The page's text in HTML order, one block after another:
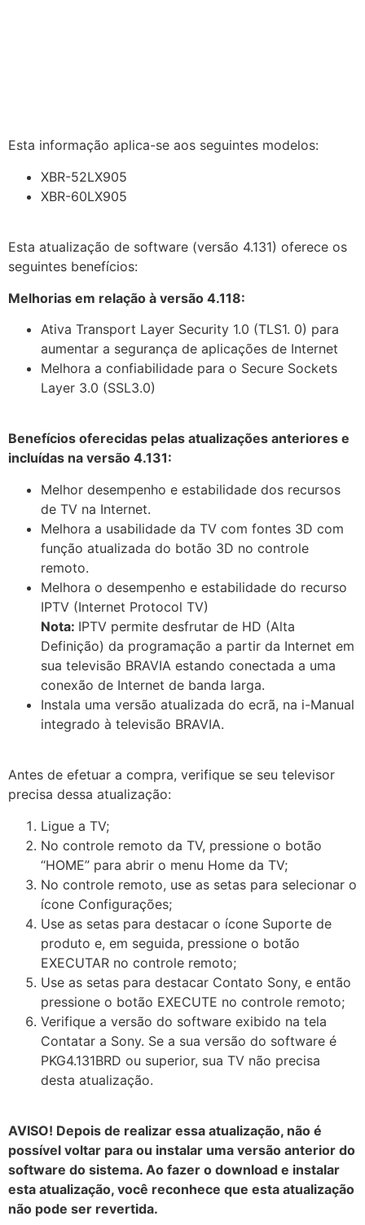
Esta informação aplica-se aos seguintes modelos:
XBR-52LX905
XBR-60LX905
Esta atualização de software (versão 4.131) oferece os
seguintes benefícios:
Melhorias em relação à versão 4.118:
Ativa Transport Layer Security 1.0 (TLS1. 0) para
aumentar a segurança de aplicações de Internet
Melhora a confiabilidade para o Secure Sockets
Layer 3.0 (SSL3.0)
Benefícios oferecidas pelas atualizações anteriores e
incluídas na versão 4.131:
Melhor desempenho e estabilidade dos recursos
de TV na Internet.
Melhora a usabilidade da TV com fontes 3D com
função atualizada do botão 3D no controle
remoto.
Melhora o desempenho e estabilidade do recurso
IPTV (Internet Protocol TV)
Nota: IPTV permite desfrutar de HD (Alta
Definição) da programação a partir da Internet em
sua televisão BRAVIA estando conectada a uma
conexão de Internet de banda larga.
Instala uma versão atualizada do ecrã, na i-Manual
integrado à televisão BRAVIA.
Antes de efetuar a compra, verifique se seu televisor
precisa dessa atualização:
Ligue a TV;
No controle remoto da TV, pressione o botão
“HOME” para abrir o menu Home da TV;
No controle remoto, use as setas para selecionar o
ícone Configurações;
Use as setas para destacar o ícone Suporte de
produto e, em seguida, pressione o botão
EXECUTAR no controle remoto;
Use as setas para destacar Contato Sony, e então
pressione o botão EXECUTE no controle remoto;
Verifique a versão do software exibido na tela
Contatar a Sony. Se a sua versão do software é
PKG4.131BRD ou superior, sua TV não precisa
desta atualização.
AVISO! Depois de realizar essa atualização, não é
possível voltar para ou instalar uma versão anterior do
software do sistema. Ao fazer o download e instalar
esta atualização, você reconhece que esta atualização
não pode ser revertida.